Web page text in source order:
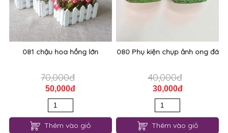
081 chậu hoa hồng lớn
70,000đ
50,000đ
Thêm vào giỏ
080 Phụ kiện chụp ảnh ong đá
40,000đ
30,000đ
Thêm vào giỏ